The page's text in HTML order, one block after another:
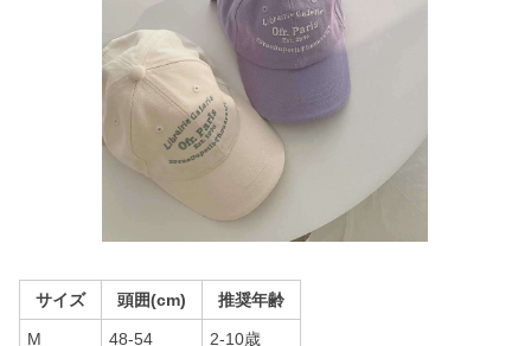
サイズ 頭囲(cm) 推奨年齢
M 48-54 2-10歳